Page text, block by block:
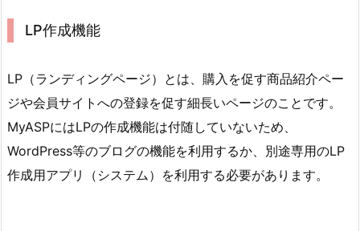
LP作成機能
LP（ランディングページ）とは、購入を促す商品紹介ペー
ジや会員サイトへの登録を促す細長いページのことです。
MyASPにはLPの作成機能は付随していないため、
WordPress等のブログの機能を利用するか、別途専用のLP
作成用アプリ（システム）を利用する必要があります。